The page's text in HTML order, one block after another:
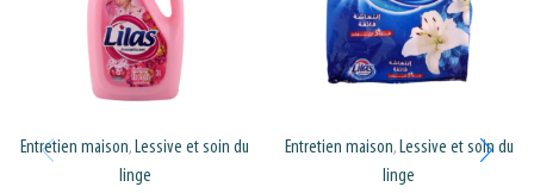
Entretien maison, Lessive et soin du
linge
Entretien maison, Lessive et soin du
linge